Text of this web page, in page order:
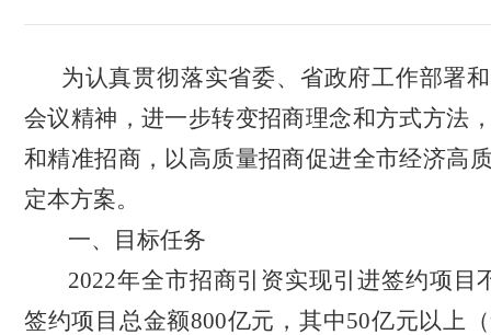
为认真贯彻落实省委、省政府工作部署
会议精神，进一步转变招商理念和方式方法
和精准招商，以高质量招商促进全市经济高
定本方案。
一、目标任务
2022年全市招商引资实现引进签约项目
签约项目总金额800亿元，其中50亿元以上